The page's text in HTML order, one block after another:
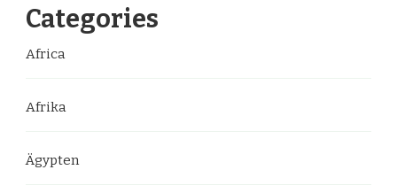
Categories
Africa
Afrika
Ägypten